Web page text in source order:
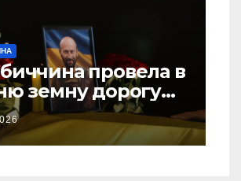
провела в
земну дорогу
– Олега